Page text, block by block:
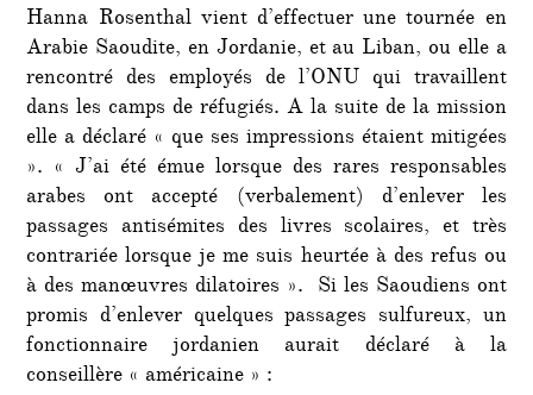
Hanna Rosenthal vient d’effectuer une tournée en
Arabie Saoudite, en Jordanie, et au Liban, ou elle a
rencontré des employés de l’ONU qui travaillent
dans les camps de réfugiés. A la suite de la mission
elle a déclaré « que ses impressions étaient mitigées
». « J’ai été émue lorsque des rares responsables
arabes ont accepté (verbalement) d’enlever les
passages antisémites des livres scolaires, et très
contrariée lorsque je me suis heurtée à des refus ou
à des manœuvres dilatoires ». Si les Saoudiens ont
promis d’enlever quelques passages sulfureux, un
fonctionnaire jordanien aurait déclaré à la
conseillère « américaine » :